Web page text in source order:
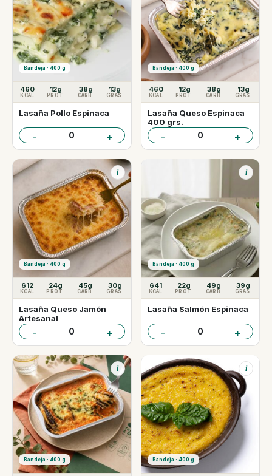
Bandeja · 400 g
460
KCAL
12g
PROT.
38g
CARB.
13g
GRAS.
Lasaña Pollo Espinaca
- 0 +
Bandeja · 400 g
460
KCAL
12g
PROT.
38g
CARB.
13g
GRAS.
Lasaña Queso Espinaca
400 grs.
- 0 +
Bandeja · 400 g
i
612
KCAL
24g
PROT.
45g
CARB.
30g
GRAS.
Lasaña Queso Jamón
Artesanal
- 0 +
Bandeja · 400 g
i
641
KCAL
22g
PROT.
49g
CARB.
39g
GRAS.
Lasaña Salmón Espinaca
- 0 +
Bandeja · 400 g
i
Bandeja · 400 g
i